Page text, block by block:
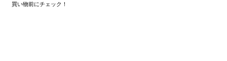
買い物前にチェック！